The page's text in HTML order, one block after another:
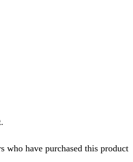
who have purchased this product